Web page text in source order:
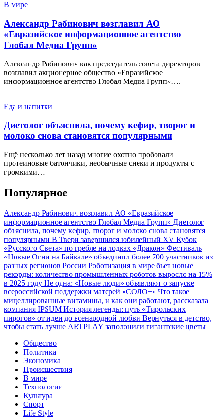
В мире
Александр Рабинович возглавил АО
«Евразийское информационное агентство
Глобал Медиа Групп»
Александр Рабинович как председатель совета директоров
возглавил акционерное общество «Евразийское
информационное агентство Глобал Медиа Групп»….
Еда и напитки
Диетолог объяснила, почему кефир, творог и
молоко снова становятся популярными
Ещё несколько лет назад многие охотно пробовали
протеиновые батончики, необычные снеки и продукты с
громкими…
Популярное
Александр Рабинович возглавил АО «Евразийское
информационное агентство Глобал Медиа Групп» Диетолог
объяснила, почему кефир, творог и молоко снова становятся
популярными В Твери завершился юбилейный XV Кубок
«Русского Света» по гребле на лодках «Дракон» Фестиваль
«Новые Огни на Байкале» объединил более 700 участников из
разных регионов России Роботизация в мире бьет новые
рекорды: количество промышленных роботов выросло на 15%
в 2025 году Не одна: «Новые люди» объявляют о запуске
всероссийской поддержки матерей «СОЛО+» Что такое
мицеллированные витамины, и как они работают, рассказала
компания IPSUM История легенды: путь «Тирольских
пирогов» от идеи до всенародной любви Вернуться в детство,
чтобы стать лучше ARTPLAY заполонили гигантские цветы
Общество
Политика
Экономика
Происшествия
В мире
Технологии
Культура
Спорт
Life Style